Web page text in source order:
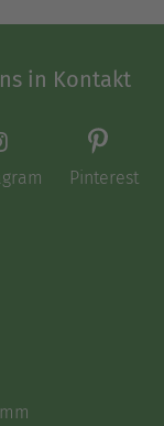
in Kontakt
Pinterest